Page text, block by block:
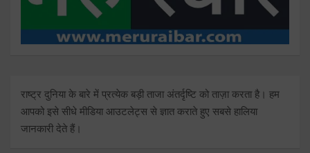
राष्ट्र दुनिया के बारे में प्रत्येक बड़ी ताजा अंतर्दृष्टि को ताज़ा करता है। हम
आपको इसे सीधे मीडिया आउटलेट्स से ज्ञात कराते हुए सबसे हालिया
जानकारी देते हैं।